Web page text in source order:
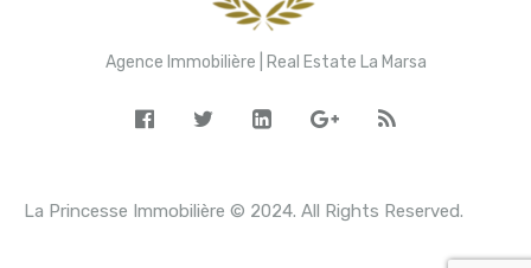
Agence Immobilière | Real Estate La Marsa
La Princesse Immobilière © 2024. All Rights Reserved.